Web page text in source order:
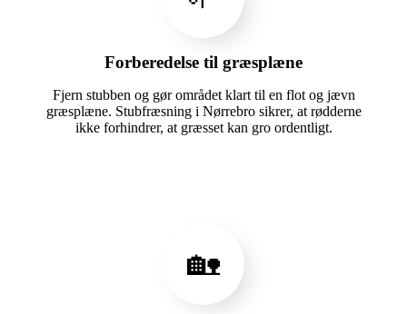
Forberedelse til græsplæne
Fjern stubben og gør området klart til en flot og jævn
græsplæne. Stubfræsning i Nørrebro sikrer, at rødderne
ikke forhindrer, at græsset kan gro ordentligt.
🏡